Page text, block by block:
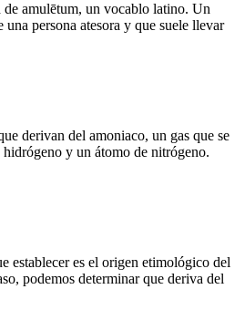
amulētum, un vocablo latino. Un
una persona atesora y que suele llevar
derivan del amoniaco, un gas que se
hidrógeno y un átomo de nitrógeno.
establecer es el origen etimológico del
podemos determinar que deriva del